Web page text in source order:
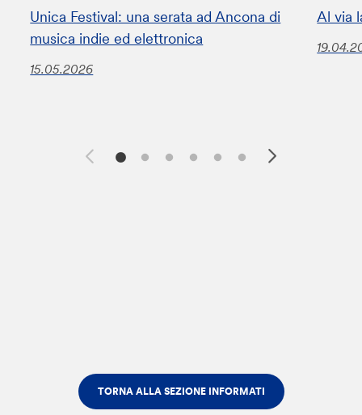
Unica Festival: una serata ad Ancona di
musica indie ed elettronica
15.05.2026
Al via
TORNA ALLA SEZIONE INFORMATI